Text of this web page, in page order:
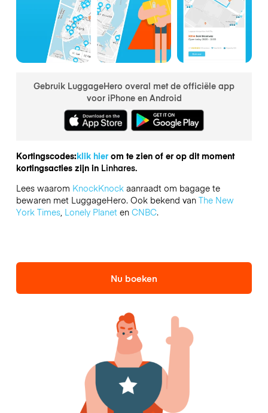
Gebruik LuggageHero overal met de officiële app
voor iPhone en Android
Kortingscodes:klik hierom te zien of er op dit moment
kortingsacties zijn in Linhares.
Lees waarom KnockKnockaanraadt om bagage te
bewaren met LuggageHero. Ook bekend van The New
York Times, Lonely Planeten CNBC.
Nu boeken